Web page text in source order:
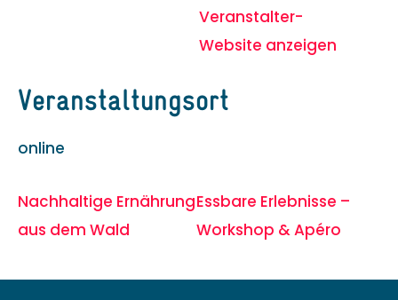
Veranstalter-
Website anzeigen
Veranstaltungsort
online
Nachhaltige Ernährung
aus dem Wald
Essbare Erlebnisse –
Workshop & Apéro